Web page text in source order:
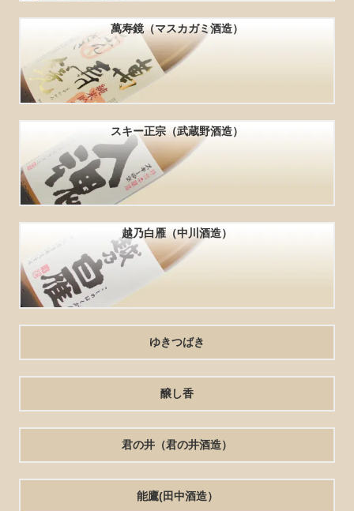
萬寿鏡（マスカガミ酒造）
スキー正宗（武蔵野酒造）
越乃白雁（中川酒造）
ゆきつばき
醸し香
君の井（君の井酒造）
能鷹(田中酒造）